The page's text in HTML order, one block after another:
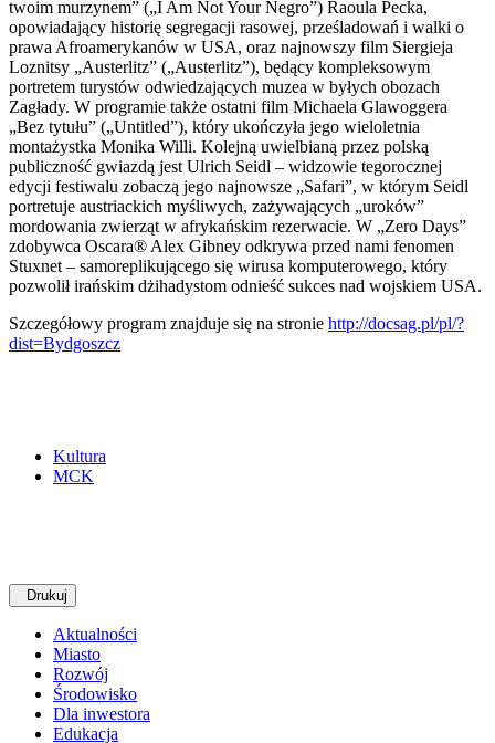
twoim murzynem” („I Am Not Your Negro”) Raoula Pecka,
opowiadający historię segregacji rasowej, prześladowań i walki o
prawa Afroamerykanów w USA, oraz najnowszy film Siergieja
Loznitsy „Austerlitz” („Austerlitz”), będący kompleksowym
portretem turystów odwiedzających muzea w byłych obozach
Zagłady. W programie także ostatni film Michaela Glawoggera
„Bez tytułu” („Untitled”), który ukończyła jego wieloletnia
montażystka Monika Willi. Kolejną uwielbianą przez polską
publiczność gwiazdą jest Ulrich Seidl – widzowie tegorocznej
edycji festiwalu zobaczą jego najnowsze „Safari”, w którym Seidl
portretuje austriackich myśliwych, zażywających „uroków”
mordowania zwierząt w afrykańskim rezerwacie. W „Zero Days”
zdobywca Oscara® Alex Gibney odkrywa przed nami fenomen
Stuxnet – samoreplikującego się wirusa komputerowego, który
pozwolił irańskim dżihadystom odnieść sukces nad wojskiem USA.
Szczegółowy program znajduje się na stronie http://docsag.pl/pl/?
dist=Bydgoszcz
Kultura
MCK
Drukuj
Aktualności
Miasto
Rozwój
Środowisko
Dla inwestora
Edukacja